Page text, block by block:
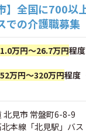
】全国に700以
の介護職募集
万円～26.7万円程
万円～320万円程度
北見市 常盤町6-8-9
北本線「北見駅」バ